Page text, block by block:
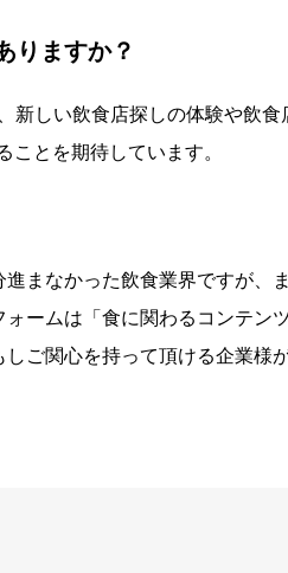
りますか？
新しい飲食店探しの体験や飲
とを期待しています。
まなかった飲食業界ですが、
ームは「食に関わるコンテン
ご関心を持って頂ける企業様